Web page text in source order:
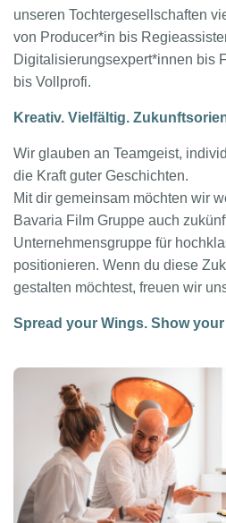
unseren Tochtergesellschaften
von Producer*in bis
Digitalisierungsexpert*innen bis
bis Vollprofi.
Kreativ. Vielfältig.
Wir glauben an Teamgeist,
die Kraft guter Geschichten.
Mit dir gemeinsam möchten wir
Bavaria Film Gruppe auch
Unternehmensgruppe für
positionieren. Wenn du diese
gestalten möchtest, freuen wir
Spread your Wings. Show your